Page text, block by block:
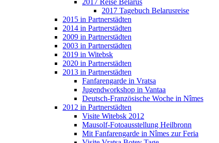
2017 Reise Belarus
2017 Tagebuch Belarusreise
2015 in Partnerstädten
2014 in Partnerstädten
2009 in Partnerstädten
2003 in Partnerstädten
2019 in Witebsk
2020 in Partnerstädten
2013 in Partnerstädten
Fanfarengarde in Vratsa
Jugendworkshop in Vantaa
Deutsch-Französische Woche in Nîmes
2012 in Partnerstädten
Visite Witebsk 2012
Mausolf-Fotoausstellung Heilbronn
Mit Fanfarengarde in Nîmes zur Feria